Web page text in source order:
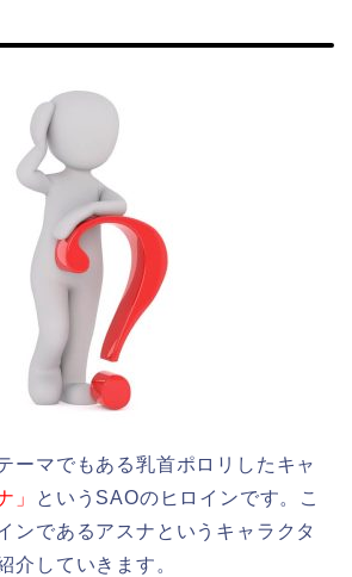
ーマでもある乳首ポロリしたキャ
」
というSAOのヒロインです。こ
ンであるアスナというキャラクタ
介していきます。